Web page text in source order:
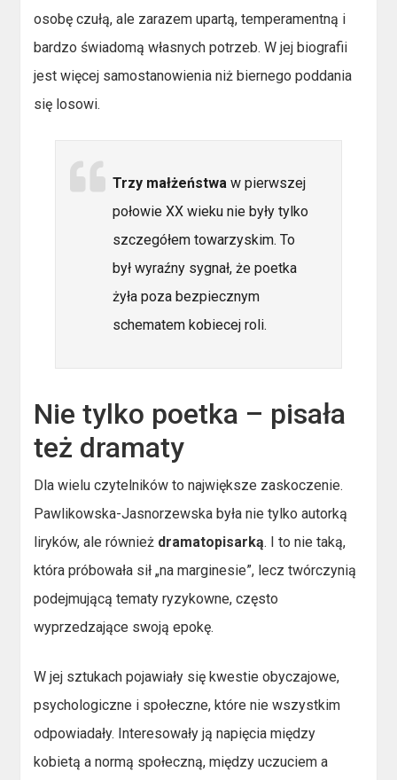
osobę czułą, ale zarazem upartą, temperamentną i
bardzo świadomą własnych potrzeb. W jej biografii
jest więcej samostanowienia niż biernego poddania
się losowi.
Trzy małżeństwa w pierwszej
połowie XX wieku nie były tylko
szczegółem towarzyskim. To
był wyraźny sygnał, że poetka
żyła poza bezpiecznym
schematem kobiecej roli.
Nie tylko poetka – pisała
też dramaty
Dla wielu czytelników to największe zaskoczenie.
Pawlikowska-Jasnorzewska była nie tylko autorką
liryków, ale również dramatopisarką. I to nie taką,
która próbowała sił „na marginesie”, lecz twórczynią
podejmującą tematy ryzykowne, często
wyprzedzające swoją epokę.
W jej sztukach pojawiały się kwestie obyczajowe,
psychologiczne i społeczne, które nie wszystkim
odpowiadały. Interesowały ją napięcia między
kobietą a normą społeczną, między uczuciem a